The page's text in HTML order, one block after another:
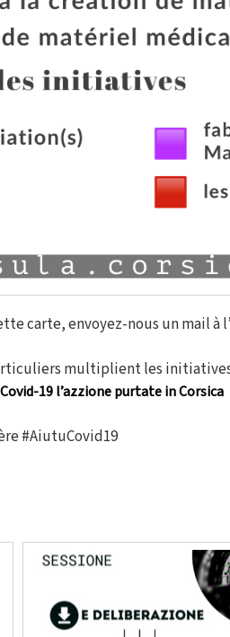
carte, envoyez-nous un mail à
multiplient les
19 l’azzione purtate in Corsica
#AiutuCovid19